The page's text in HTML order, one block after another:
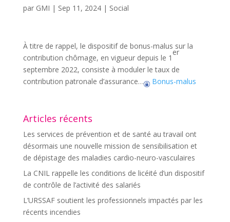
par GMI | Sep 11, 2024| Social
À titre de rappel, le dispositif de bonus-malus sur la
contribution chômage, en vigueur depuis le 1
er
septembre 2022, consiste à moduler le taux de
contribution patronale d’assurance…
Bonus-malus
Articles récents
Les services de prévention et de santé au travail ont
désormais une nouvelle mission de sensibilisation et
de dépistage des maladies cardio-neuro-vasculaires
La CNIL rappelle les conditions de licéité d’un dispositif
de contrôle de l’activité des salariés
L’URSSAF soutient les professionnels impactés par les
récents incendies